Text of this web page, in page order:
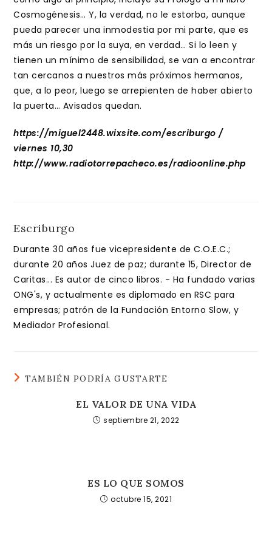
Cosmogénesis… Y, la verdad, no le estorba, aunque
pueda parecer una inmodestia por mi parte, que es
más un riesgo por la suya, en verdad… Si lo leen y
tienen un mínimo de sensibilidad, se van a encontrar
tan cercanos a nuestros más próximos hermanos,
que, a lo peor, luego se arrepienten de haber abierto
la puerta… Avisados quedan.
https://miguel2448.wixsite.com/escriburgo /
viernes 10,30
http://www.radiotorrepacheco.es/radioonline.php
Escriburgo
Durante 30 años fue vicepresidente de C.O.E.C.;
durante 20 años Juez de paz; durante 15, Director de
Caritas... Es autor de cinco libros. - Ha fundado varias
ONG's, y actualmente es diplomado en RSC para
empresas; patrón de la Fundación Entorno Slow, y
Mediador Profesional.
TAMBIÉN PODRÍA GUSTARTE
EL VALOR DE UNA VIDA
septiembre 21, 2022
ES LO QUE SOMOS
octubre 15, 2021